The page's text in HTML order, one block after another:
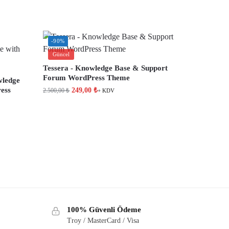
-90%
Güncel
Tessera - Knowledge Base & Support
Forum WordPress Theme
2.500,00₺ 249,00₺+ KDV
100% Güvenli Ödeme
Troy / MasterCard / Visa